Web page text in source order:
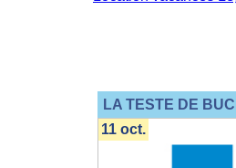
LA TESTE DE
11 oct.